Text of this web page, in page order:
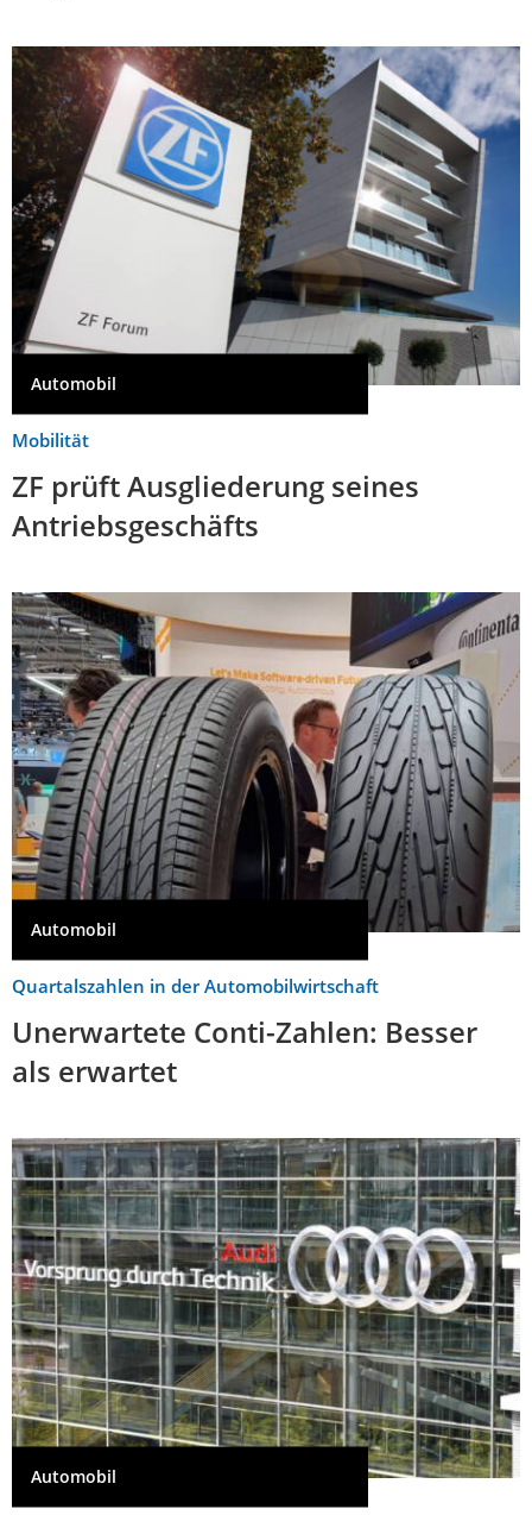
Automobil
Mobilität
ZF prüft Ausgliederung seines
Antriebsgeschäfts
Automobil
Quartalszahlen in der Automobilwirtschaft
Unerwartete Conti-Zahlen: Besser
als erwartet
Automobil